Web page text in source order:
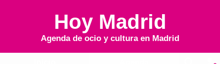
Hoy Madrid
Agenda de ocio y cultura en Madrid